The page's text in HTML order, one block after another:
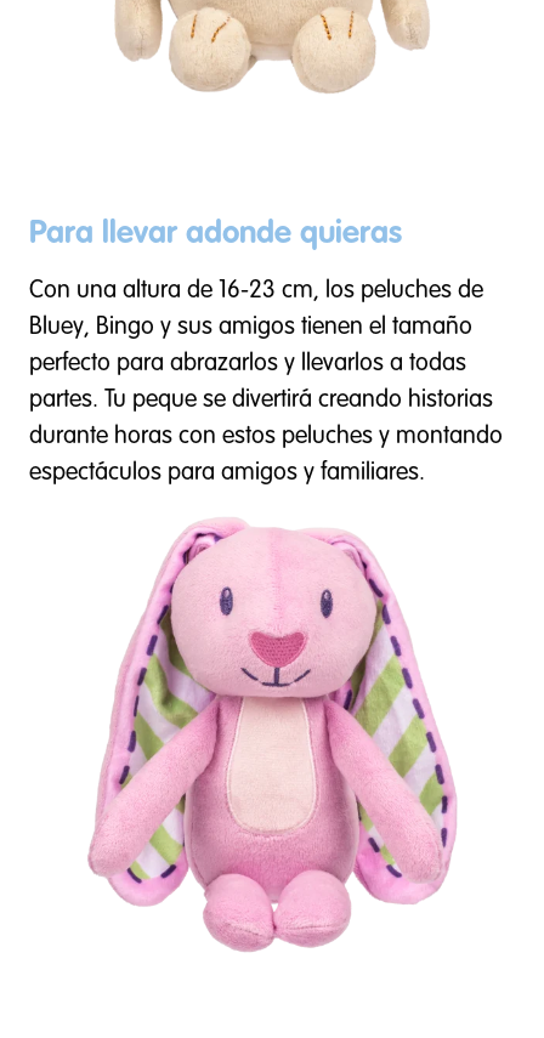
Para llevar adonde quieras
Con una altura de 16-23 cm, los peluches de
Bluey, Bingo y sus amigos tienen el tamaño
perfecto para abrazarlos y llevarlos a todas
partes. Tu peque se divertirá creando historias
durante horas con estos peluches y montando
espectáculos para amigos y familiares.